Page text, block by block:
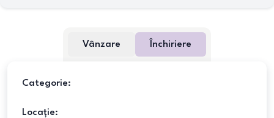
Vânzare Închiriere
Categorie:
Locație: